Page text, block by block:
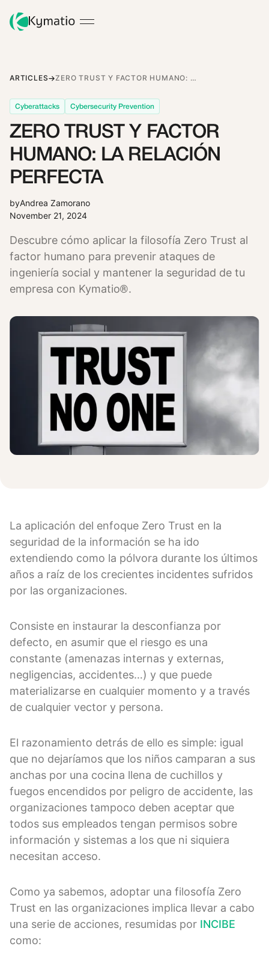
ARTICLES ZERO TRUST Y FACTOR HUMANO: LA RELACIÓN PERFECTA
Cyberattacks Cybersecurity Prevention
ZERO TRUST Y FACTOR
HUMANO: LA RELACIÓN
PERFECTA
byAndrea Zamorano
November 21, 2024
Descubre cómo aplicar la filosofía Zero Trust al
factor humano para prevenir ataques de
ingeniería social y mantener la seguridad de tu
empresa con Kymatio®.
La aplicación del enfoque Zero Trust en la
seguridad de la información se ha ido
extendiendo como la pólvora durante los últimos
años a raíz de los crecientes incidentes sufridos
por las organizaciones.
Consiste en instaurar la desconfianza por
defecto, en asumir que el riesgo es una
constante (amenazas internas y externas,
negligencias, accidentes…) y que puede
materializarse en cualquier momento y a través
de cualquier vector y persona.
El razonamiento detrás de ello es simple: igual
que no dejaríamos que los niños camparan a sus
anchas por una cocina llena de cuchillos y
fuegos encendidos por peligro de accidente, las
organizaciones tampoco deben aceptar que
todos sus empleados tengan permisos sobre
información y sistemas a los que ni siquiera
necesitan acceso.
Como ya sabemos, adoptar una filosofía Zero
Trust en las organizaciones implica llevar a cabo
una serie de acciones, resumidas por INCIBE
como: